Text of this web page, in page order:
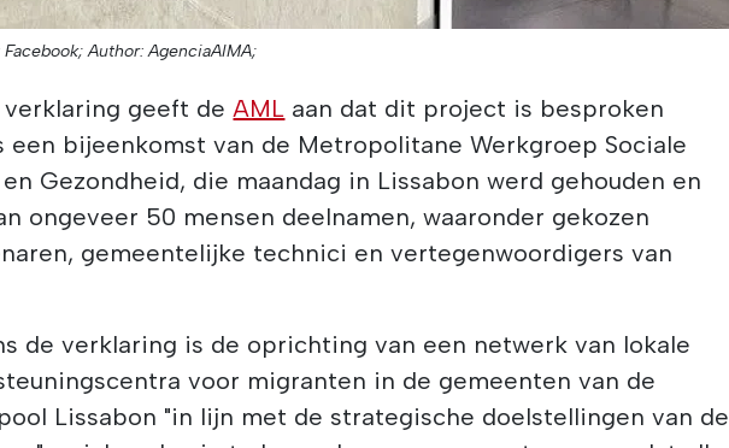
Author: AgenciaAIMA;
verklaring geeft deAML aan dat dit project is besproken
een bijeenkomst van de Metropolitane Werkgroep Sociale
Gezondheid, die maandag in Lissabon werd gehouden en
ongeveer 50 mensen deelnamen, waaronder gekozen
gemeentelijke technici en vertegenwoordigers van
de verklaring is de oprichting van een netwerk van lokale
voor migranten in de gemeenten van de
Lissabon "in lijn met de strategische doelstellingen van de